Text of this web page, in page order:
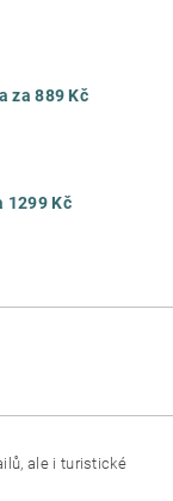
za 889 Kč
1299 Kč
ale i turistické